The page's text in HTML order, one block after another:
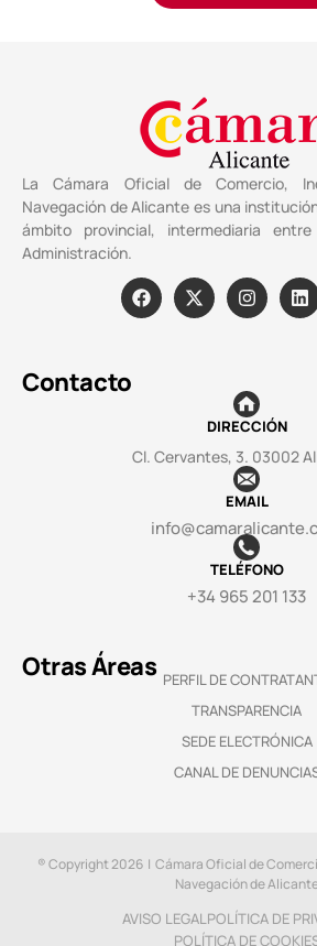
La Cámara Oficial de Comercio,
Navegación de Alicante es una
ámbito provincial, intermediaria
Administración.
Contacto
DIRECCIÓN
Cl. Cervantes, 3. 03002
EMAIL
TELÉFONO
+34 965 201 133
Otras Áreas PERFIL DE
TRANSPARENCIA
SEDE ELECTRÓNICA
CANAL DE
® Copyright 2026 | Cámara Oficial de
Navegación de
AVISO LEGALPOLÍTICA DE
POLÍTICA DE